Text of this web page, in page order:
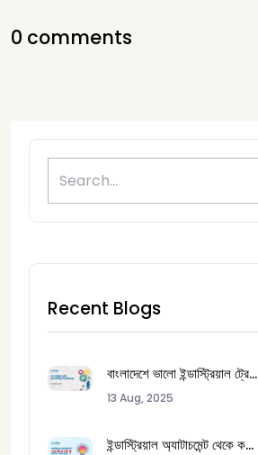
0 comments
Recent Blogs
বাংলাদেশে ভালো ইন্ডাস্ট্রিয়াল ট্রে...
13 Aug, 2025
ইন্ডাস্ট্রিয়াল অ্যাটাচমেন্ট থেকে ক...